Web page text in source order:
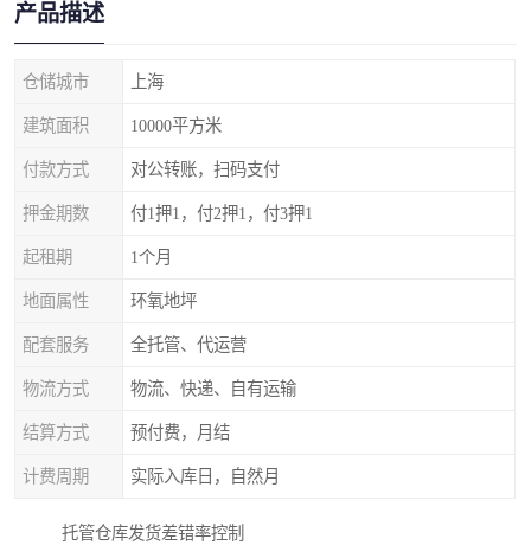
产品描述
仓储城市 上海
建筑面积 10000平方米
付款方式 对公转账，扫码支付
押金期数 付1押1，付2押1，付3押1
起租期 1个月
地面属性 环氧地坪
配套服务 全托管、代运营
物流方式 物流、快递、自有运输
结算方式 预付费，月结
计费周期 实际入库日，自然月
托管仓库发货差错率控制